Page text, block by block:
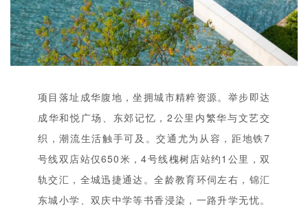
项目落址成华腹地，坐拥城市精粹资源。举步即达
成华和悦广场、东郊记忆，2公里内繁华与文艺交
织，潮流生活触手可及。交通尤为从容，距地铁7
号线双店站仅650米，4号线槐树店站约1公里，双
轨交汇，全城迅捷通达。全龄教育环伺左右，锦汇
东城小学、双庆中学等书香浸染，一路升学无忧。